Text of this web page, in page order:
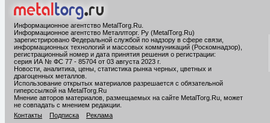
Информационное агентство MetalTorg.Ru
Информационное агентство Металлторг. Ру (MetalTorg.Ru)
зарегистрировано Федеральной службой по надзору в сфере связи,
информационных технологий и массовых коммуникаций (Роскомнадзор),
регистрационный номер и дата принятия решения о регистрации:
серия ИА № ФС 77 - 85704 от 03 августа 2023 г.
Новости, аналитика, цены, статистика рынка черных, цветных и
драгоценных металлов.
Использование открытых материалов разрешается с обязательной
гиперссылкой на MetalTorg.Ru
Мнение авторов материалов, размещаемых на сайте MetalTorg.Ru, может
не совпадать с мнением редакции.
Контакты
Подписка Реклама